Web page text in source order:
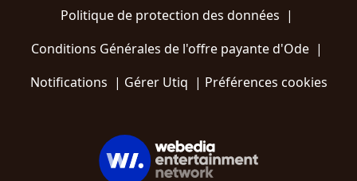
Politique de protection des données |
Conditions Générales de l'offre payante d'Ode |
Notifications | Gérer Utiq | Préférences cookies